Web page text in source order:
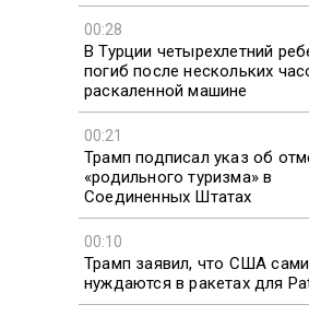
00:28
В Турции четырехлетний
погиб после нескольких
раскаленной машине
00:21
Трамп подписал указ об
«родильного туризма» в
Соединенных Штатах
00:10
Трамп заявил, что США сами
нуждаются в ракетах для